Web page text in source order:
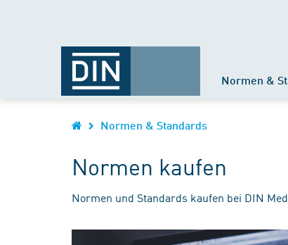
Normen &
Normen & Standards
Normen kaufen
Normen und Standards kaufen bei DIN